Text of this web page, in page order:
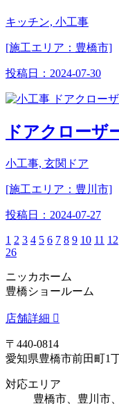
キッチン, 小工事
[施工エリア：豊橋市]
投稿日： 2024-07-30
ドアクローザ
小工事, 玄関ドア
[施工エリア：豊川市]
投稿日： 2024-07-27
1 2 3 4 5 6 7 8 9 10 11 12
26
ニッカホーム
豊橋ショールーム
店舗詳細
〒440-0814
愛知県豊橋市前田町1
対応エリア
豊橋市、豊川市